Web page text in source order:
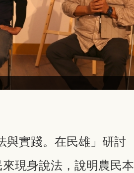
與實踐。在民雄」研討
現身說法，說明農民本